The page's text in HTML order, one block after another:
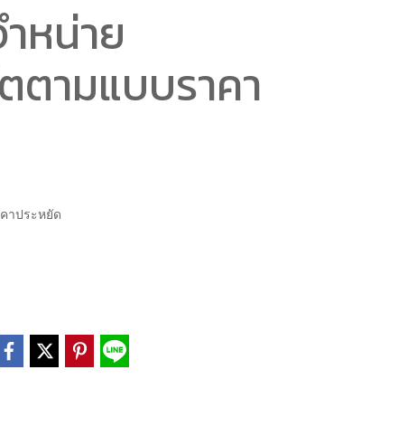
หน่าย
ามแบบราคา
าประหยัด